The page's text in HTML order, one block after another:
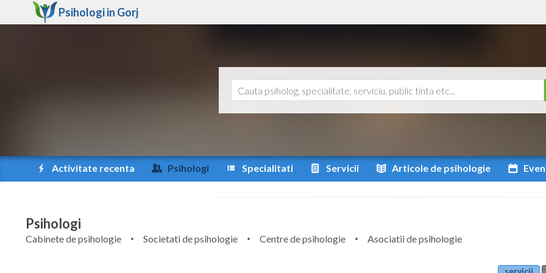
Psihologi in Gorj
Activitate recenta Psihologi Specialitati Servicii Articole de psihologie
Psihologi
Cabinete de psihologie Societati de psihologie Centre de psihologie
Asociatii de psihologie
servicii